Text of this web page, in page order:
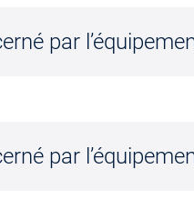
par
par